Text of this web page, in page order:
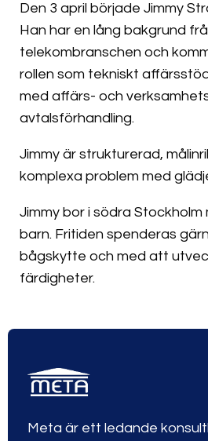
Den 3 april började Jimmy
Han har en lång bakgrund
telekombranschen och
rollen som tekniskt
med affärs- och
avtalsförhandling.
Jimmy är strukturerad,
komplexa problem med
Jimmy bor i södra
barn. Fritiden spenderas
bågskytte och med att
färdigheter.
Meta är ett ledande